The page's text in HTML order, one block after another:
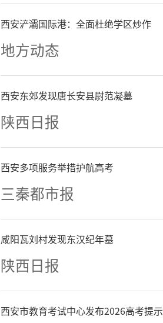
西安浐灞国际港：全面杜绝学区炒作
地方动态
西安东郊发现唐长安县尉范凝墓
陕西日报
西安多项服务举措护航高考
三秦都市报
咸阳瓦刘村发现东汉纪年墓
陕西日报
西安市教育考试中心发布2026高考提示